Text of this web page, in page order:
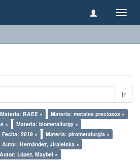
Ir
Materia: RAEE ×
Materia: metales preciosos ×
×
Materia: biometallurgy ×
Fecha: 2019 ×
Materia: pirometalurgia ×
Autor: Hernández, Jiraleiska ×
Autor: López, Maybel ×